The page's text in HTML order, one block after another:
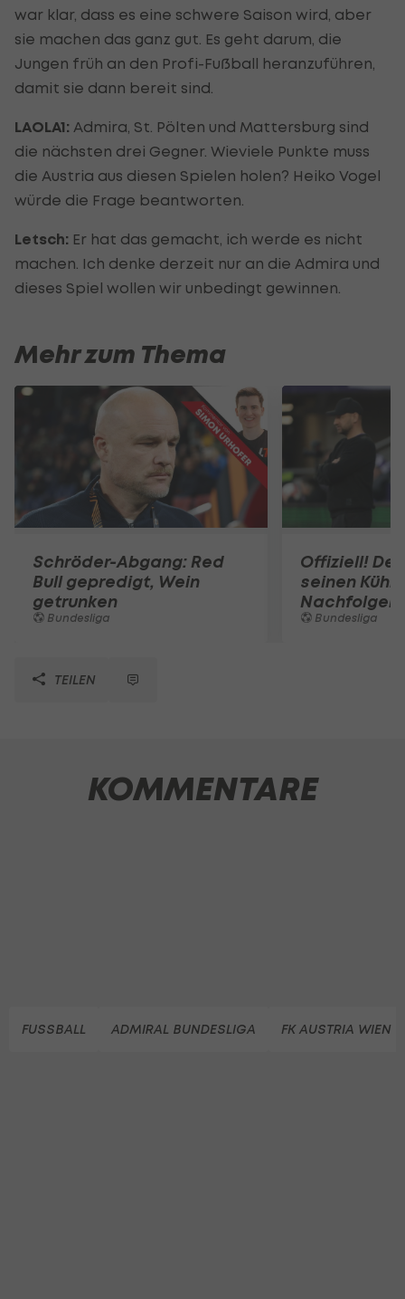
war klar, dass es eine schwere Saison wird, aber
sie machen das ganz gut. Es geht darum, die
Jungen früh an den Profi-Fußball heranzuführen,
damit sie dann bereit sind.
LAOLA1: Admira, St. Pölten und Mattersburg sind
die nächsten drei Gegner. Wieviele Punkte muss
die Austria aus diesen Spielen holen? Heiko Vogel
würde die Frage beantworten.
Letsch: Er hat das gemacht, ich werde es nicht
machen. Ich denke derzeit nur an die Admira und
dieses Spiel wollen wir unbedingt gewinnen.
Mehr zum Thema
Schröder-Abgang: Red
Bull gepredigt, Wein
getrunken
Bundesliga
Offiziell!
seinen
Nachfolger
Bundesliga
TEILEN
KOMMENTARE
FUSSBALL ADMIRAL BUNDESLIGA FK AUSTRIA WIEN